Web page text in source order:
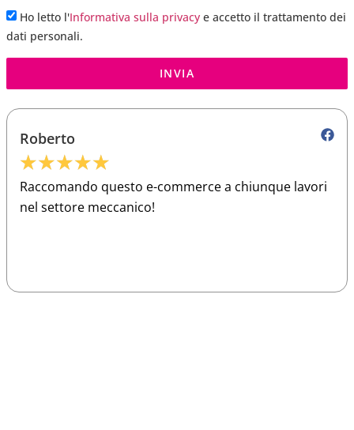
Ho letto l'Informativa sulla privacy e accetto il trattamento dei
dati personali.
INVIA
Roberto
★★★★★
Raccomando questo e-commerce a chiunque lavori
nel settore meccanico!